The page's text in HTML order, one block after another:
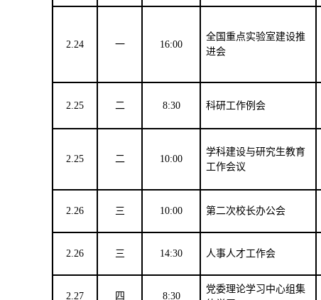
2.24 一 16:00
全国重点实验室建设推
进会
2.25 二 8:30 科研工作例会
2.25 二 10:00
学科建设与研究生教育
工作会议
2.26 三 10:00 第二次校长办公会
2.26 三 14:30 人事人才工作会
2.27 四 8:30
党委理论学习中心组集